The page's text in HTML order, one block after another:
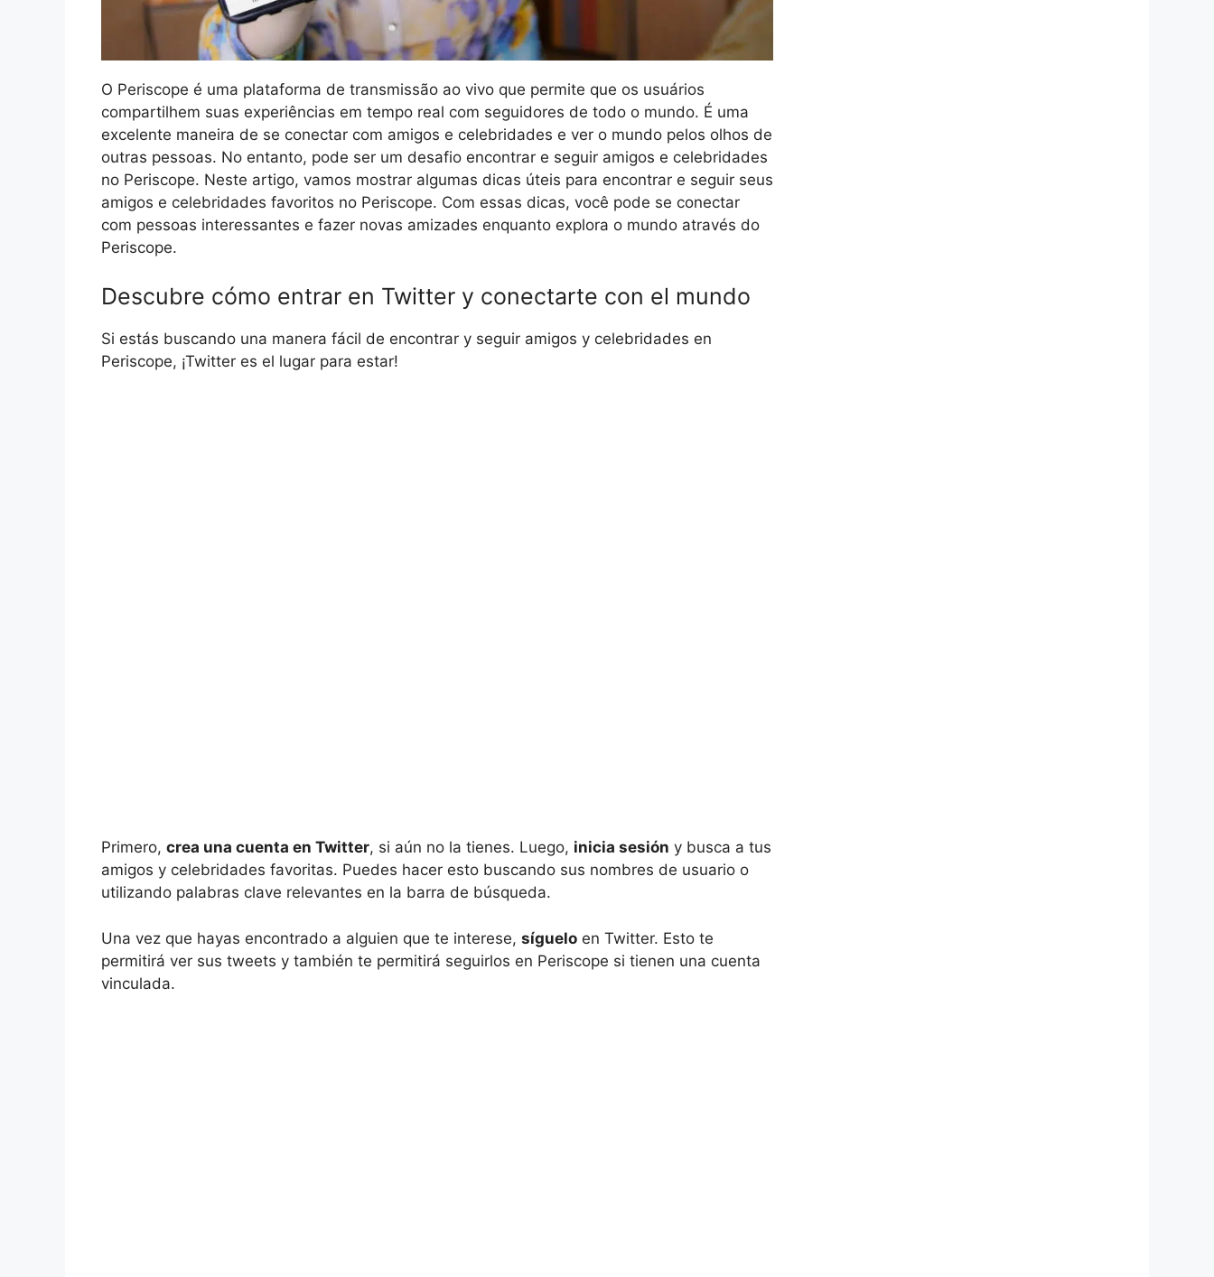
O Periscope é uma plataforma de transmissão ao vivo que permite que os usuários
compartilhem suas experiências em tempo real com seguidores de todo o mundo. É uma
excelente maneira de se conectar com amigos e celebridades e ver o mundo pelos olhos de
outras pessoas. No entanto, pode ser um desafio encontrar e seguir amigos e celebridades
no Periscope. Neste artigo, vamos mostrar algumas dicas úteis para encontrar e seguir seus
amigos e celebridades favoritos no Periscope. Com essas dicas, você pode se conectar
com pessoas interessantes e fazer novas amizades enquanto explora o mundo através do
Periscope.
Descubre cómo entrar en Twitter y conectarte con el mundo
Si estás buscando una manera fácil de encontrar y seguir amigos y celebridades en
Periscope, ¡Twitter es el lugar para estar!
Primero, crea una cuenta en Twitter, si aún no la tienes. Luego, inicia sesión y busca a tus
amigos y celebridades favoritas. Puedes hacer esto buscando sus nombres de usuario o
utilizando palabras clave relevantes en la barra de búsqueda.
Una vez que hayas encontrado a alguien que te interese, síguelo en Twitter. Esto te
permitirá ver sus tweets y también te permitirá seguirlos en Periscope si tienen una cuenta
vinculada.